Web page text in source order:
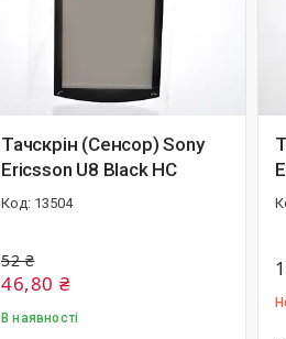
Тачскрін (Сенсор) Sony
Ericsson U8 Black HC
13504
52 ₴
46,80 ₴
В наявності